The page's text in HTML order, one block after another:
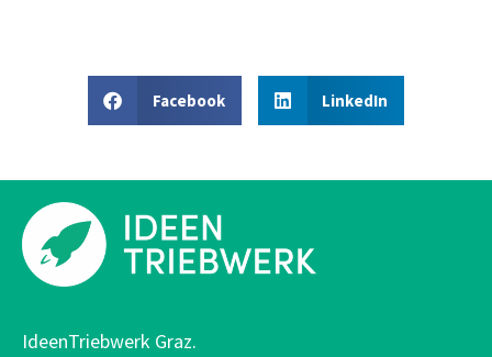
Facebook LinkedIn
IdeenTriebwerk Graz.